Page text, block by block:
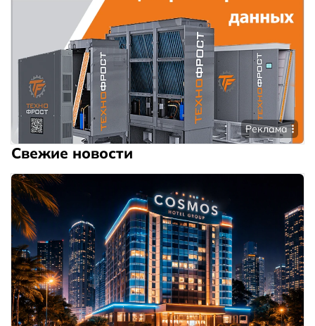
Реклама
Свежие новости